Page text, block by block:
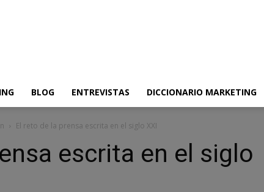
BLOG ENTREVISTAS DICCIONARIO MARKETING
El reto de la prensa escrita en el siglo XXI
escrita en el siglo